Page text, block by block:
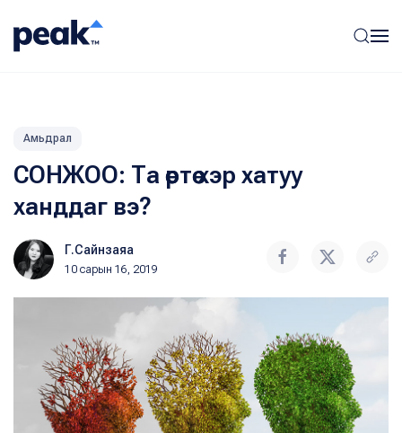
Амьдрал
СОНЖОО: Та өөртөө хэр хатуу
ханддаг вэ?
Г.Сайнзаяа
10 сарын 16, 2019